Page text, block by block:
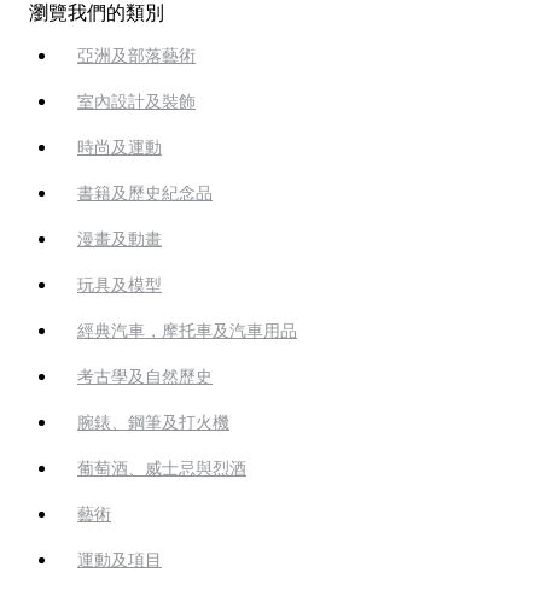
瀏覽我們的類別
亞洲及部落藝術
室內設計及裝飾
時尚及運動
書籍及歷史紀念品
漫畫及動畫
玩具及模型
經典汽車，摩托車及汽車用品
考古學及自然歷史
腕錶、鋼筆及打火機
葡萄酒、威士忌與烈酒
藝術
運動及項目